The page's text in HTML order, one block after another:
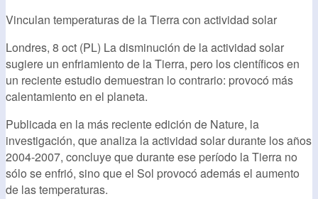
Vinculan temperaturas de la Tierra con actividad solar
Londres, 8 oct (PL) La disminución de la actividad solar
sugiere un enfriamiento de la Tierra, pero los científicos en
un reciente estudio demuestran lo contrario: provocó más
calentamiento en el planeta.
Publicada en la más reciente edición de Nature, la
investigación, que analiza la actividad solar durante los años
2004-2007, concluye que durante ese período la Tierra no
sólo se enfrió, sino que el Sol provocó además el aumento
de las temperaturas.